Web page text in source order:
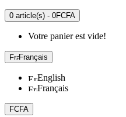
0 article(s) - 0FCFA
Votre panier est vide!
Français
English
Français
FCFA